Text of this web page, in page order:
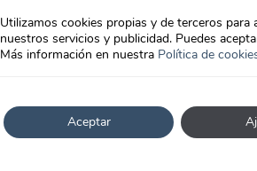
Utilizamos cookies propias y de terceros
nuestros servicios y publicidad. Puedes
Más información en nuestra Política de
Aceptar